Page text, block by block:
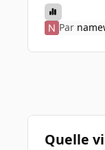
Par
Quelle